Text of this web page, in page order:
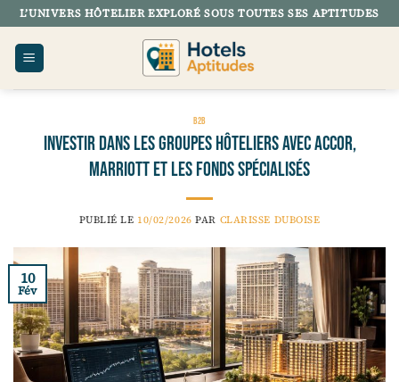
Passer
au
contenu
L’UNIVERS HÔTELIER EXPLORÉ SOUS TOUTES SES APTITUDES
B2B
Investir dans les groupes hôteliers avec Accor,
Marriott et les fonds spécialisés
PUBLIÉ LE 10/02/2026 PAR CLARISSE DUBOISE
10
Fév